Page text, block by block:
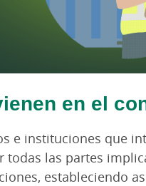
en el
e instituciones que
todas las partes
estableciendo